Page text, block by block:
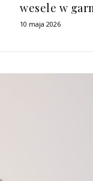
wesele w
10 maja 2026